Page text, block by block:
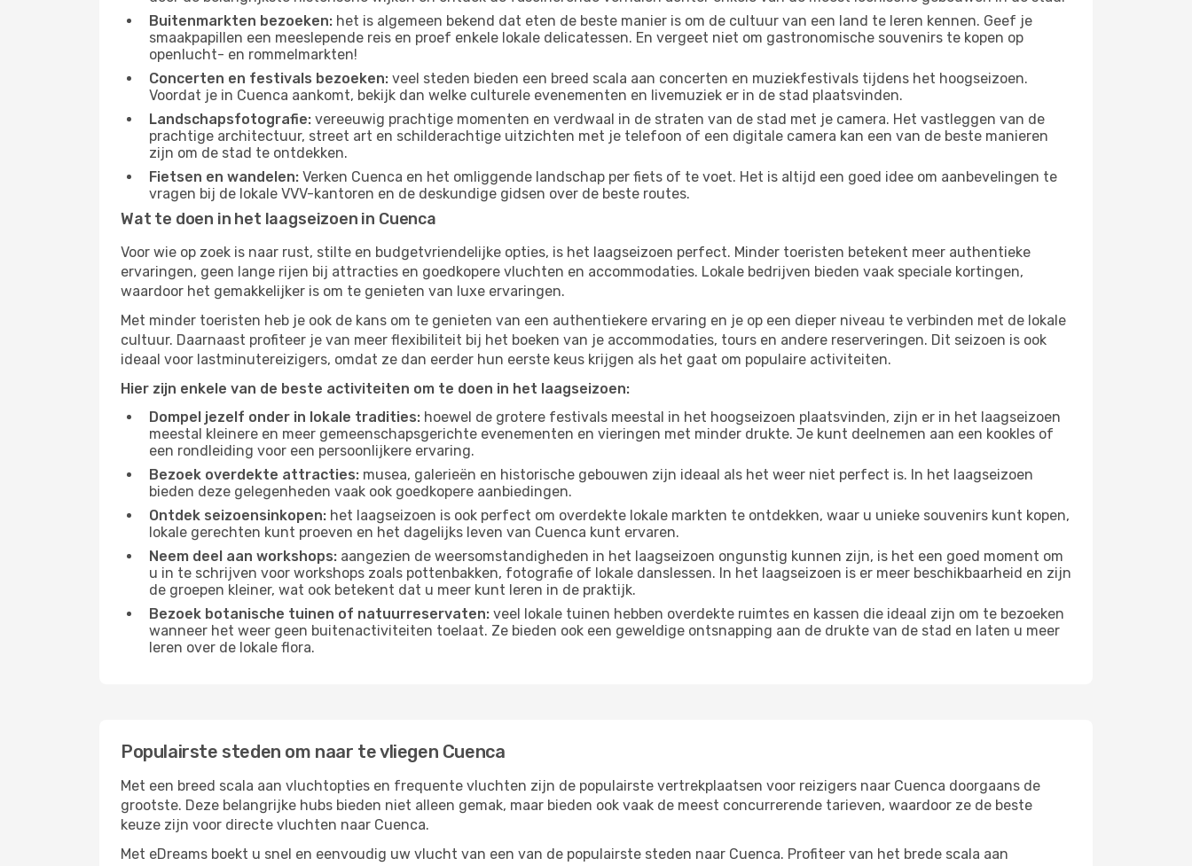
Buitenmarkten bezoeken: het is algemeen bekend dat eten de beste manier is om de cultuur van een land te leren kennen. Geef je
smaakpapillen een meeslepende reis en proef enkele lokale delicatessen. En vergeet niet om gastronomische souvenirs te kopen op
openlucht- en rommelmarkten!
Concerten en festivals bezoeken: veel steden bieden een breed scala aan concerten en muziekfestivals tijdens het hoogseizoen.
Voordat je in Cuenca aankomt, bekijk dan welke culturele evenementen en livemuziek er in de stad plaatsvinden.
Landschapsfotografie: vereeuwig prachtige momenten en verdwaal in de straten van de stad met je camera. Het vastleggen van de
prachtige architectuur, street art en schilderachtige uitzichten met je telefoon of een digitale camera kan een van de beste manieren
zijn om de stad te ontdekken.
Fietsen en wandelen: Verken Cuenca en het omliggende landschap per fiets of te voet. Het is altijd een goed idee om aanbevelingen te
vragen bij de lokale VVV-kantoren en de deskundige gidsen over de beste routes.
Wat te doen in het laagseizoen in Cuenca
Voor wie op zoek is naar rust, stilte en budgetvriendelijke opties, is het laagseizoen perfect. Minder toeristen betekent meer authentieke
ervaringen, geen lange rijen bij attracties en goedkopere vluchten en accommodaties. Lokale bedrijven bieden vaak speciale kortingen,
waardoor het gemakkelijker is om te genieten van luxe ervaringen.
Met minder toeristen heb je ook de kans om te genieten van een authentiekere ervaring en je op een dieper niveau te verbinden met de lokale
cultuur. Daarnaast profiteer je van meer flexibiliteit bij het boeken van je accommodaties, tours en andere reserveringen. Dit seizoen is ook
ideaal voor lastminutereizigers, omdat ze dan eerder hun eerste keus krijgen als het gaat om populaire activiteiten.
Hier zijn enkele van de beste activiteiten om te doen in het laagseizoen:
Dompel jezelf onder in lokale tradities: hoewel de grotere festivals meestal in het hoogseizoen plaatsvinden, zijn er in het laagseizoen
meestal kleinere en meer gemeenschapsgerichte evenementen en vieringen met minder drukte. Je kunt deelnemen aan een kookles of
een rondleiding voor een persoonlijkere ervaring.
Bezoek overdekte attracties: musea, galerieën en historische gebouwen zijn ideaal als het weer niet perfect is. In het laagseizoen
bieden deze gelegenheden vaak ook goedkopere aanbiedingen.
Ontdek seizoensinkopen: het laagseizoen is ook perfect om overdekte lokale markten te ontdekken, waar u unieke souvenirs kunt kopen,
lokale gerechten kunt proeven en het dagelijks leven van Cuenca kunt ervaren.
Neem deel aan workshops: aangezien de weersomstandigheden in het laagseizoen ongunstig kunnen zijn, is het een goed moment om
u in te schrijven voor workshops zoals pottenbakken, fotografie of lokale danslessen. In het laagseizoen is er meer beschikbaarheid en zijn
de groepen kleiner, wat ook betekent dat u meer kunt leren in de praktijk.
Bezoek botanische tuinen of natuurreservaten: veel lokale tuinen hebben overdekte ruimtes en kassen die ideaal zijn om te bezoeken
wanneer het weer geen buitenactiviteiten toelaat. Ze bieden ook een geweldige ontsnapping aan de drukte van de stad en laten u meer
leren over de lokale flora.
Populairste steden om naar te vliegen Cuenca
Met een breed scala aan vluchtopties en frequente vluchten zijn de populairste vertrekplaatsen voor reizigers naar Cuenca doorgaans de
grootste. Deze belangrijke hubs bieden niet alleen gemak, maar bieden ook vaak de meest concurrerende tarieven, waardoor ze de beste
keuze zijn voor directe vluchten naar Cuenca.
Met eDreams boekt u snel en eenvoudig uw vlucht van een van de populairste steden naar Cuenca. Profiteer van het brede scala aan